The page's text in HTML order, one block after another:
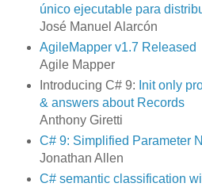
único ejecutable para
José Manuel Alarcón
AgileMapper v1.7 Released
Agile Mapper
Introducing C# 9: Init only
& answers about Records
Anthony Giretti
C# 9: Simplified Parameter
Jonathan Allen
C# semantic classification